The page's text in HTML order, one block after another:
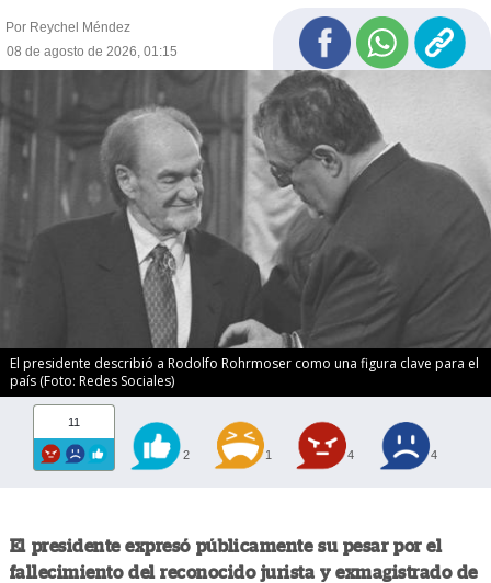
Por Reychel Méndez
08 de agosto de 2026, 01:15
El presidente describió a Rodolfo Rohrmoser como una figura clave para el
país (Foto: Redes Sociales)
11
2 1 4 4
El presidente expresó públicamente su pesar por el
fallecimiento del reconocido jurista y exmagistrado de